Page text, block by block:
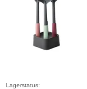
Lagerstatus: